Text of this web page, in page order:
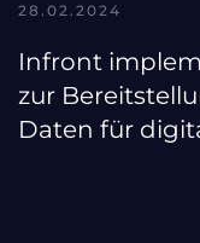
28.02.2024
Infront
zur
Daten für